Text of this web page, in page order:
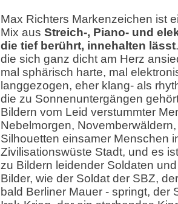
Max Richters Markenzeichen ist
Mix aus Streich-, Piano- und
die tief berührt, innehalten lässt
die sich ganz dicht am Herz
mal sphärisch harte, mal
langgezogen, eher klang- als
die zu Sonnenuntergängen
Bildern vom Leid verstummter
Nebelmorgen,
Silhouetten einsamer Menschen
Zivilisationswüste Stadt, und es
zu Bildern leidender Soldaten
Bilder, wie der Soldat der SBZ,
bald Berliner Mauer - springt, der